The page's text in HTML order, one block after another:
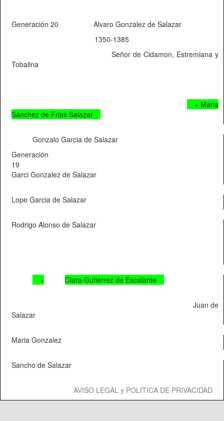
Generación 20
Alvaro Gonzalez de Salazar
1350-1385
Señor de Cidamon, Estremiana y
Tobalina
+ Maria
Sánchez de Frias Salazar
Gonzalo Garcia de Salazar
Generación
19
Garci Gonzalez de Salazar
Lope Garcia de Salazar
Rodrigo Alonso de Salazar
+ Clara Gutierrez de Escalante
Juan de
Salazar
Maria Gonzalez
Sancho de Salazar
AVISO LEGAL y POLITICA DE PRIVACIDAD